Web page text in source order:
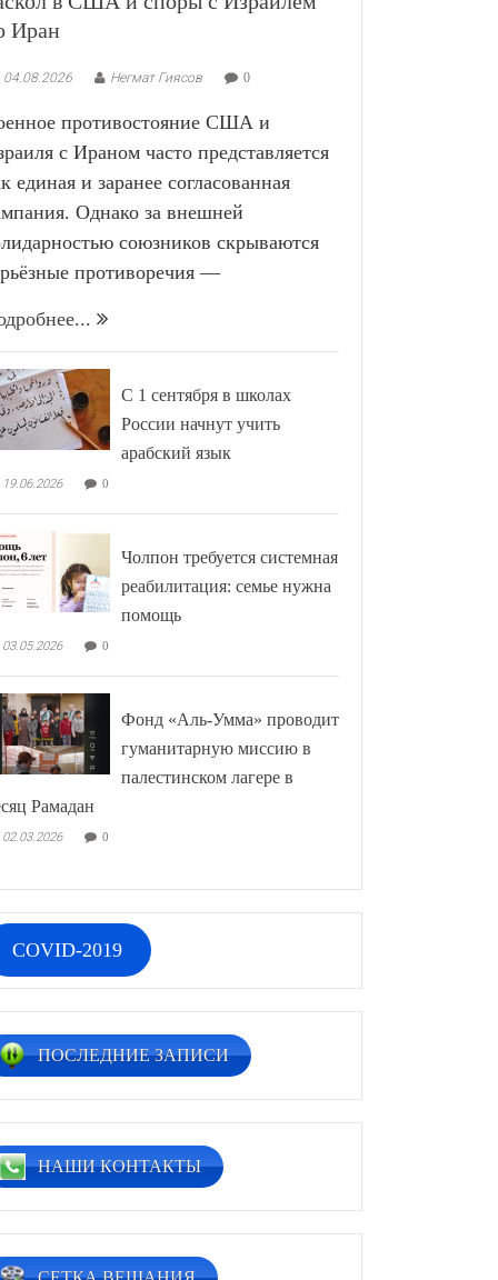
Иран
04.08.2026 Негмат Гиясов 0
противостояние США и
с Ираном часто представляется
единая и заранее согласованная
Однако за внешней
союзников скрываются
противоречия —
С 1 сентября в школах
России начнут учить
арабский язык
19.06.2026 0
Чолпон требуется системная
реабилитация: семье нужна
помощь
03.05.2026 0
Фонд «Аль-Умма» проводит
гуманитарную миссию в
палестинском лагере в
Рамадан
02.03.2026 0
COVID-2019
ПОСЛЕДНИЕ ЗАПИСИ
НАШИ КОНТАКТЫ